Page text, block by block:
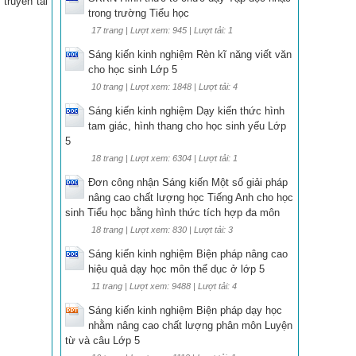
trong trường Tiểu học
17 trang | Lượt xem: 945 | Lượt tải: 1
Sáng kiến kinh nghiệm Rèn kĩ năng viết văn
cho học sinh Lớp 5
10 trang | Lượt xem: 1848 | Lượt tải: 4
Sáng kiến kinh nghiệm Dạy kiến thức hình
tam giác, hình thang cho học sinh yếu Lớp
5
18 trang | Lượt xem: 6304 | Lượt tải: 1
Đơn công nhận Sáng kiến Một số giải pháp
nâng cao chất lượng học Tiếng Anh cho học
sinh Tiểu học bằng hình thức tích hợp đa môn
18 trang | Lượt xem: 830 | Lượt tải: 3
Sáng kiến kinh nghiệm Biện pháp nâng cao
hiệu quả dạy học môn thể dục ở lớp 5
11 trang | Lượt xem: 9488 | Lượt tải: 4
Sáng kiến kinh nghiệm Biện pháp dạy học
nhằm nâng cao chất lượng phân môn Luyện
từ và câu Lớp 5